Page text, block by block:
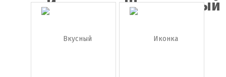
Иконка
Шоколадный
батонч...